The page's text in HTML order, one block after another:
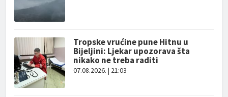
Tropske vrućine pune Hitnu u
Bijeljini: Ljekar upozorava šta
nikako ne treba raditi
07.08.2026. | 21:03